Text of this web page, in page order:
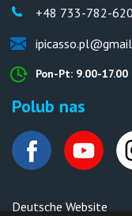
+48 733-782-620
Pon-Pt: 9.00-17.00
Polub nas
Deutsche Website